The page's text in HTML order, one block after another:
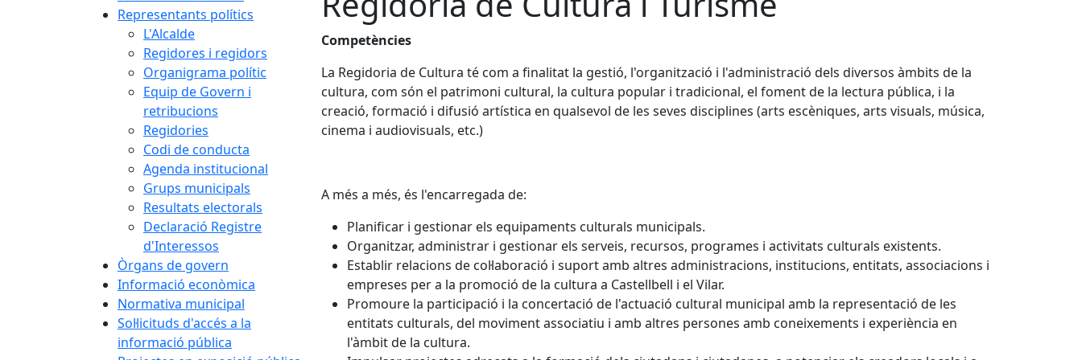
Representants polítics
L'Alcalde
Regidores i regidors
Organigrama polític
Equip de Govern i
retribucions
Regidories
Codi de conducta
Agenda institucional
Grups municipals
Resultats electorals
Declaració Registre
d'Interessos
Òrgans de govern
Informació econòmica
Normativa municipal
Sol·licituds d'accés a la
informació pública
Competències
La Regidoria de Cultura té com a finalitat la gestió, l'organització i l'administració dels diversos àmbits de la
cultura, com són el patrimoni cultural, la cultura popular i tradicional, el foment de la lectura pública, i la
creació, formació i difusió artística en qualsevol de les seves disciplines (arts escèniques, arts visuals, música,
cinema i audiovisuals, etc.)
A més a més, és l'encarregada de:
Planificar i gestionar els equipaments culturals municipals.
Organitzar, administrar i gestionar els serveis, recursos, programes i activitats culturals existents.
Establir relacions de col·laboració i suport amb altres administracions, institucions, entitats, associacions i
empreses per a la promoció de la cultura a Castellbell i el Vilar.
Promoure la participació i la concertació de l'actuació cultural municipal amb la representació de les
entitats culturals, del moviment associatiu i amb altres persones amb coneixements i experiència en
l'àmbit de la cultura.